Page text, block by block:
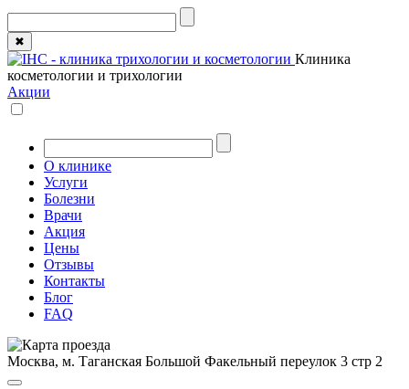
✖
Клиника
косметологии и трихологии
Акции
О клинике
Услуги
Болезни
Врачи
Акция
Цены
Отзывы
Контакты
Блог
FAQ
Москва, м. Таганская Большой Факельный переулок 3 стр 2